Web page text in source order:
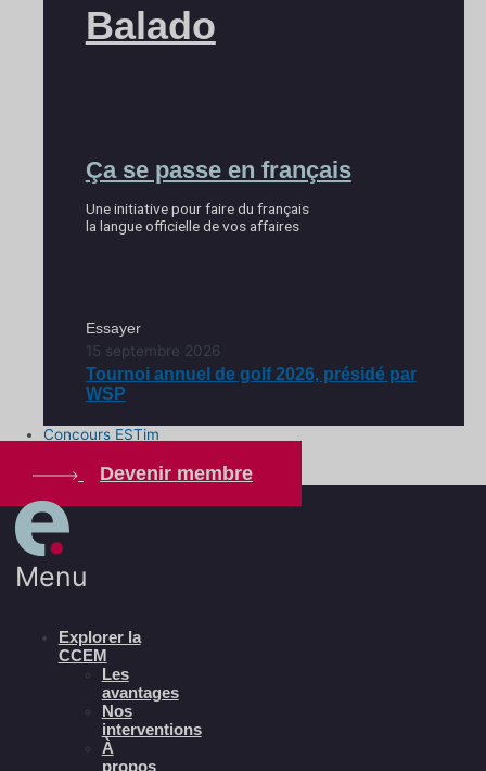
Balado
Ça se passe en français
Une initiative pour faire du français
la langue officielle de vos affaires
Essayer
15 septembre 2026
Tournoi annuel de golf 2026, présidé par
WSP
Concours ESTim
Devenir membre
Menu
Explorer la
CCEM
Les
avantages
Nos
interventions
À
propos